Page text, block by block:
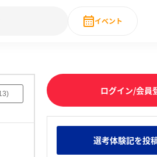
新卒就職人気企業ランキング みんな
・DX現場社員インタビュー
イベント
直近のイ
) ログイン/会員
選考体験記を投